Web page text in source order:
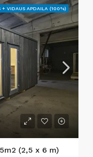
+ VIDAUS APDAILA (100%)
(2,5 x 6 m)